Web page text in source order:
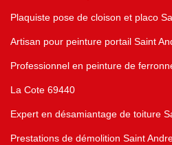
Plaquiste pose de cloison et placo
Artisan pour peinture portail Saint
Professionnel en peinture de
La Cote 69440
Expert en désamiantage de toiture
Prestations de démolition Saint